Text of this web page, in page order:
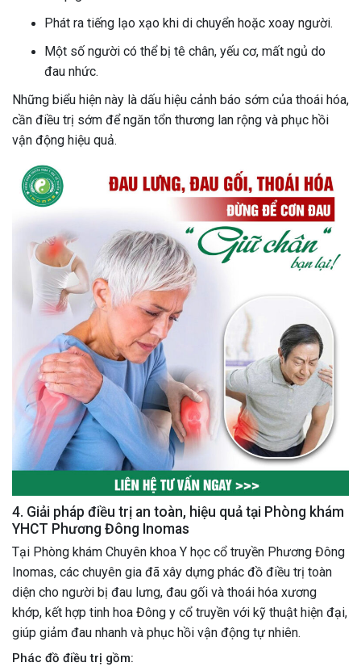
Phát ra tiếng lạo xạo khi di chuyển hoặc xoay người.
Một số người có thể bị tê chân, yếu cơ, mất ngủ do
đau nhức.
Những biểu hiện này là dấu hiệu cảnh báo sớm của thoái hóa,
cần điều trị sớm để ngăn tổn thương lan rộng và phục hồi
vận động hiệu quả.
4. Giải pháp điều trị an toàn, hiệu quả tại Phòng khám
YHCT Phương Đông Inomas
Tại Phòng khám Chuyên khoa Y học cổ truyền Phương Đông
Inomas, các chuyên gia đã xây dựng phác đồ điều trị toàn
diện cho người bị đau lưng, đau gối và thoái hóa xương
khớp, kết hợp tinh hoa Đông y cổ truyền với kỹ thuật hiện đại,
giúp giảm đau nhanh và phục hồi vận động tự nhiên.
Phác đồ điều trị gồm: